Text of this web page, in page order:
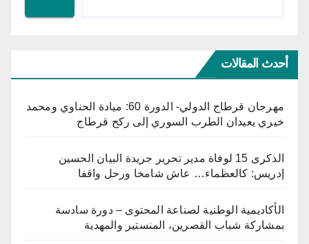
أحدث المقالات
مهرجان قرطاج الدولي- الدورة 60: ميادة الحناوي ومحمد
خيري يعيدان الطرب السوري إلى ركح قرطاج
الذكرى 15 لوفاة مدير تحرير جريدة البيان الحسين
إدريس: كالعظماء… عاش شامخا ورحل واقفا
الأكاديمية الوطنية لصناعة المحتوى – دورة سادسة
بمشاركة شباب القصرين، المنستير والمهدية